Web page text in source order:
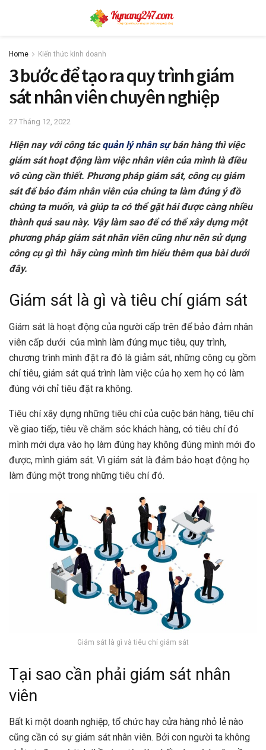
Home Kiến thức kinh doanh
3 bước để tạo ra quy trình giám
sát nhân viên chuyên nghiệp
27 Tháng 12, 2022
Hiện nay với công tácquản lý nhân sự bán hàng thì việc
giám sát hoạt động làm việc nhân viên của mình là điều
vô cùng cần thiết. Phương pháp giám sát, công cụ giám
sát để bảo đảm nhân viên của chúng ta làm đúng ý đồ
chúng ta muốn, và giúp ta có thể gặt hái được càng nhiều
thành quả sau này. Vậy làm sao để có thể xây dựng một
phương pháp giám sát nhân viên cũng như nên sử dụng
công cụ gì thì hãy cùng mình tìm hiểu thêm qua bài dưới
đây.
Giám sát là gì và tiêu chí giám sát
Giám sát là hoạt động của người cấp trên để bảo đảm nhân
viên cấp dưới của mình làm đúng mục tiêu, quy trình,
chương trình mình đặt ra đó là giảm sát, những công cụ gồm
chỉ tiêu, giám sát quá trình làm việc của họ xem họ có làm
đúng với chỉ tiêu đặt ra không.
Tiêu chí xây dựng những tiêu chí của cuộc bán hàng, tiêu chí
về giao tiếp, tiêu về chăm sóc khách hàng, có tiêu chí đó
mình mới dựa vào họ làm đúng hay không đúng mình mới đo
được, mình giám sát. Vì giám sát là đảm bảo hoạt động họ
làm đúng một trong những tiêu chí đó.
Giám sát là gì và tiêu chí giám sát
Tại sao cần phải giám sát nhân
viên
Bất kì một doanh nghiệp, tổ chức hay cửa hàng nhỏ lẻ nào
cũng cần có sự giám sát nhân viên. Bởi con người ta không